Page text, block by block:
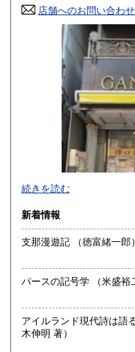
高知県 600
店舗へのお問い合わせ
最寄駅：神保町駅
営業時間：11:00〜18:00
定休日：年中無休 ※年末
書籍の買取について
まずは、フリーダイヤ
い。
続きを読む
新着情報
支那漫遊記 （徳富緒一郎）
パースの記号学 （
アイルランド現代詩は語る
木伸明 著）